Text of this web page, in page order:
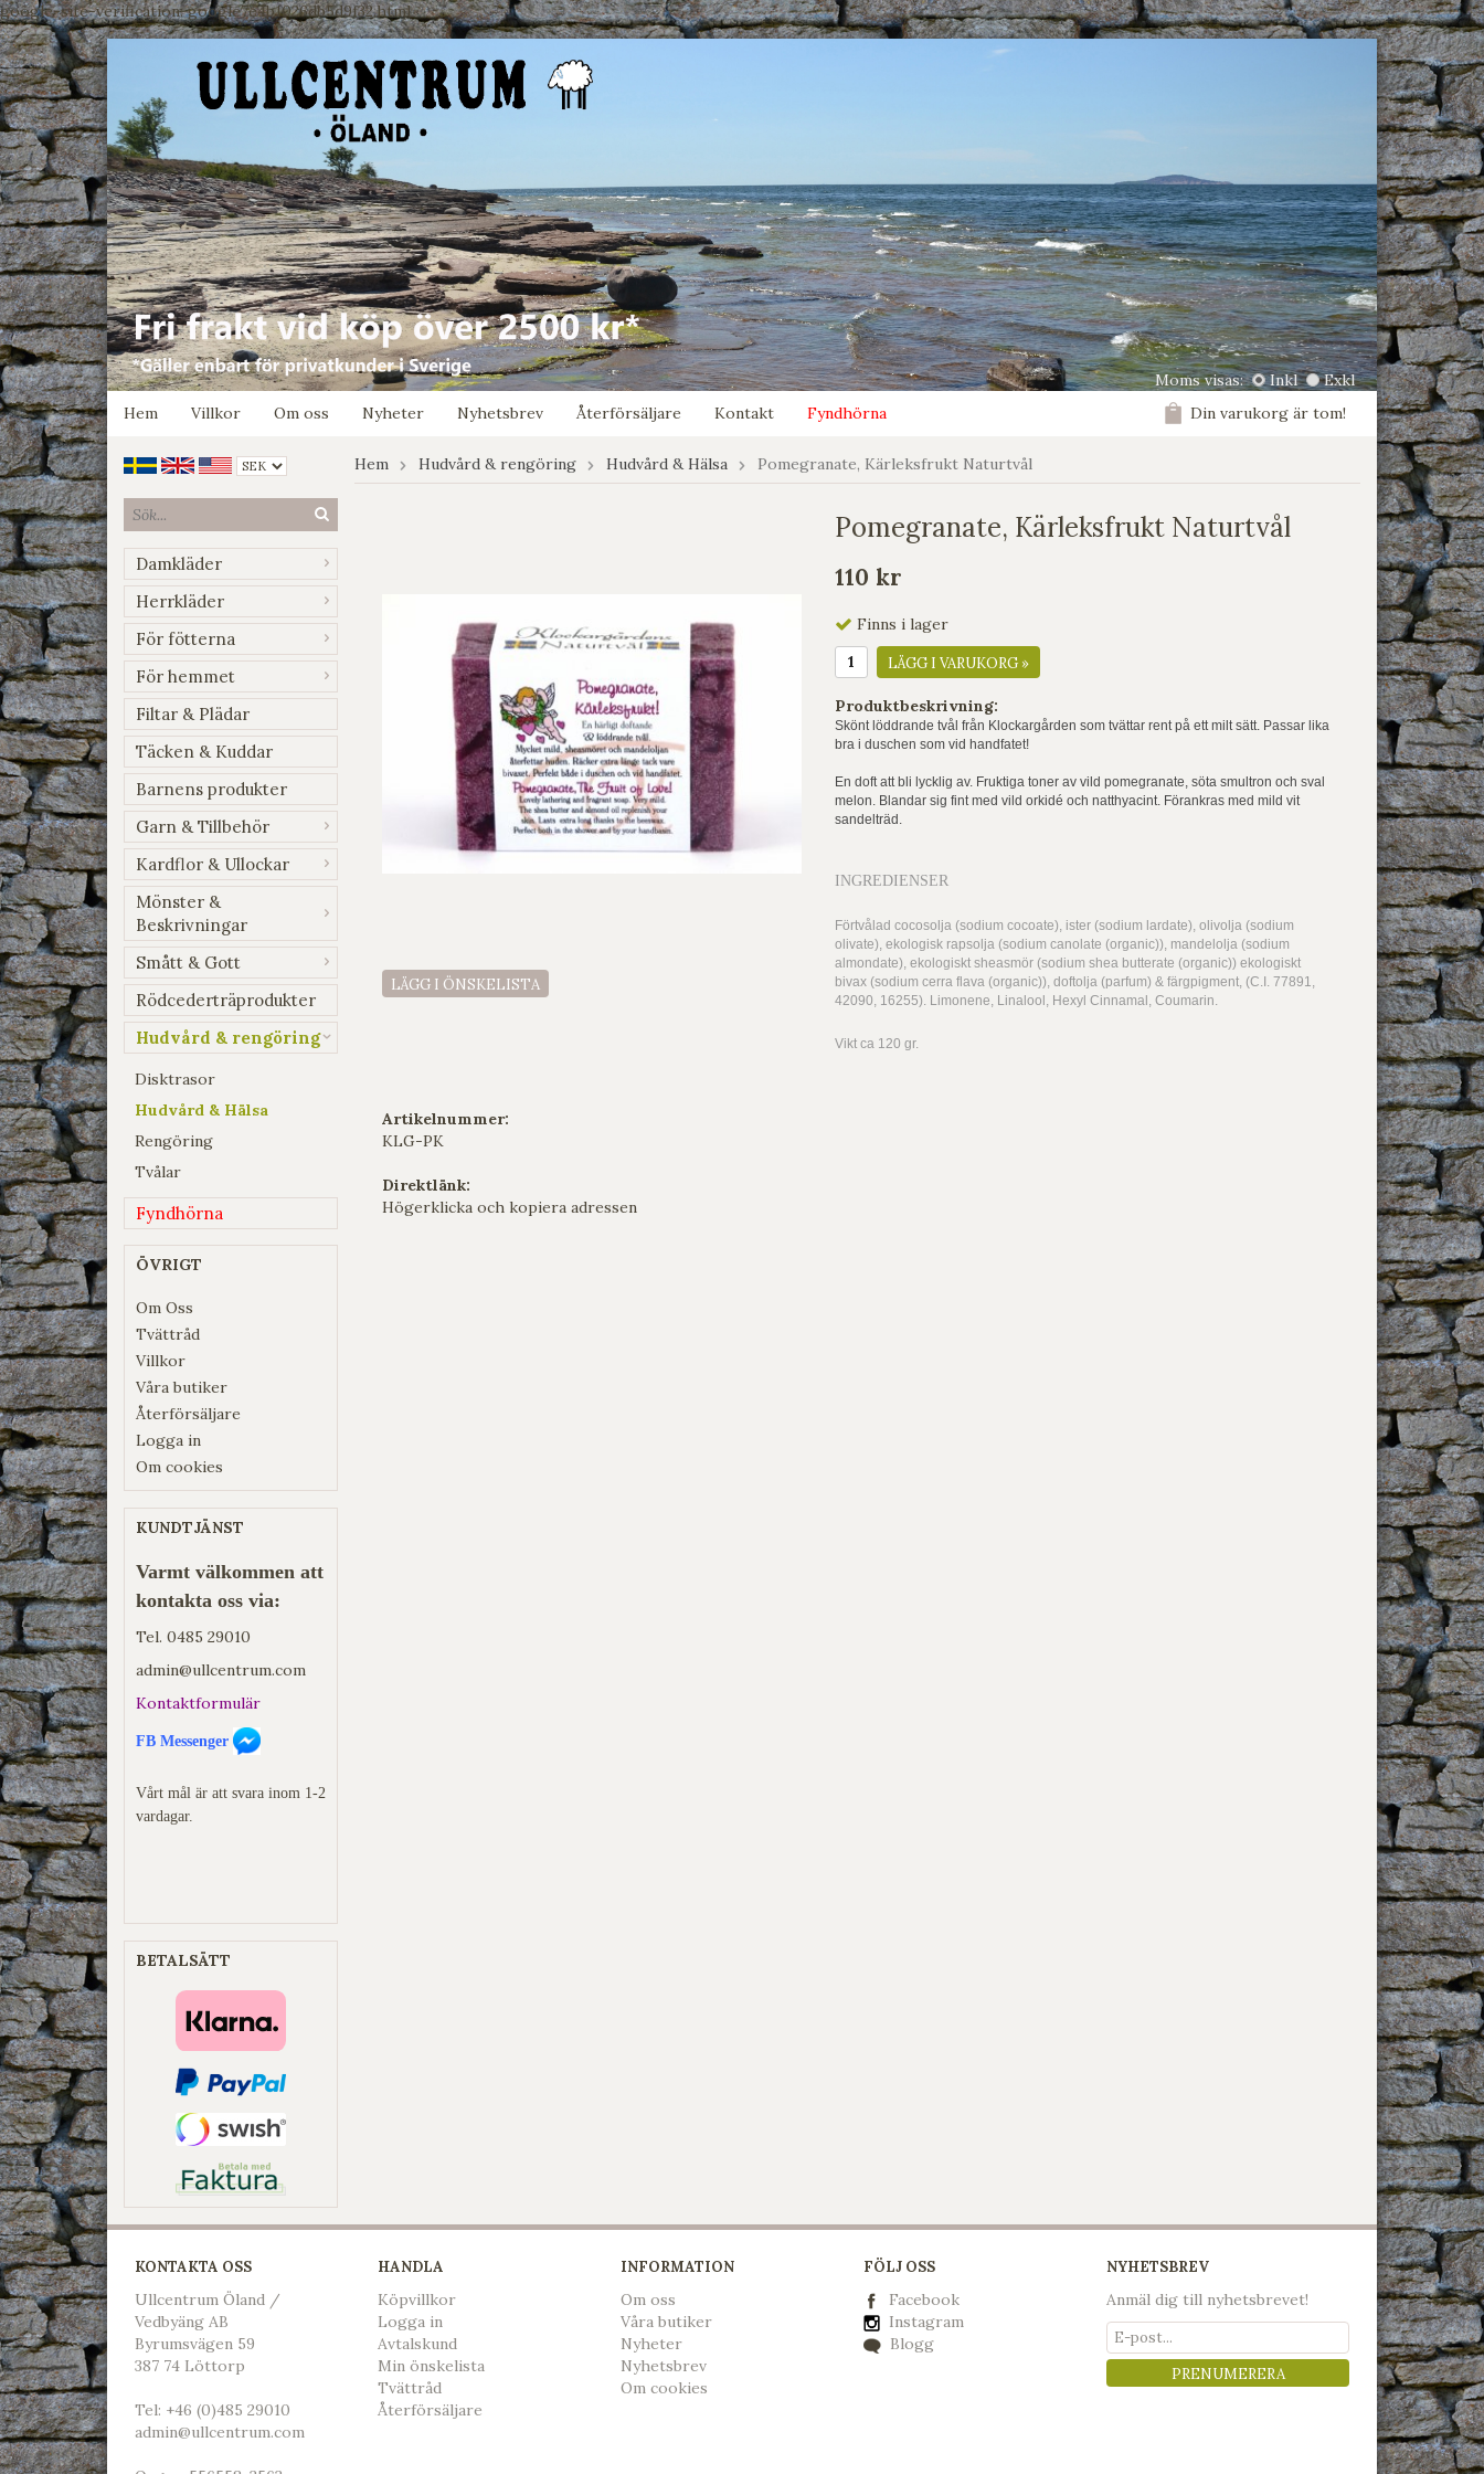
google-site-verification: google7e4b1026db5d9f32.html
Moms visas: Inkl
Exkl
Hem
Villkor Om oss Nyheter Nyhetsbrev Återförsäljare Kontakt Fyndhörna Din varukorg är tom!
Damkläder
Herrkläder
För fötterna
För hemmet
Filtar & Plädar
Täcken & Kuddar
Barnens produkter
Garn & Tillbehör
Kardflor & Ullockar
Mönster &
Beskrivningar
Smått & Gott
Rödcederträprodukter
Hudvård & rengöring
Disktrasor
Hudvård & Hälsa
Rengöring
Tvålar
Fyndhörna
ÖVRIGT
Om Oss
Tvättråd
Villkor
Våra butiker
Återförsäljare
Logga in
Om cookies
KUNDTJÄNST
Varmt välkommen att
kontakta oss via:
Tel. 0485 29010
admin@ullcentrum.com
Kontaktformulär
FB Messenger
Vårt mål är att svara inom 1-2
vardagar.
BETALSÄTT
Hem Hudvård & rengöring Hudvård & Hälsa Pomegranate, Kärleksfrukt Naturtvål
LÄGG I ÖNSKELISTA
Artikelnummer:
KLG-PK
Direktlänk:
Högerklicka och kopiera adressen
Pomegranate, Kärleksfrukt Naturtvål
110 kr
Finns i lager
LÄGG I VARUKORG »
Produktbeskrivning:
Skönt löddrande tvål från Klockargården som tvättar rent på ett milt sätt. Passar lika
bra i duschen som vid handfatet!
En doft att bli lycklig av. Fruktiga toner av vild pomegranate, söta smultron och sval
melon. Blandar sig fint med vild orkidé och natthyacint. Förankras med mild vit
sandelträd.
INGREDIENSER
Förtvålad cocosolja (sodium cocoate), ister (sodium lardate), olivolja (sodium
olivate), ekologisk rapsolja (sodium canolate (organic)), mandelolja (sodium
almondate), ekologiskt sheasmör (sodium shea butterate (organic)) ekologiskt
bivax (sodium cerra flava (organic)), doftolja (parfum) & färgpigment, (C.I. 77891,
42090, 16255). Limonene, Linalool, Hexyl Cinnamal, Coumarin.
Vikt ca 120 gr.
KONTAKTA OSS
Ullcentrum Öland /
Vedbyäng AB
Byrumsvägen 59
387 74 Löttorp
Tel: +46 (0)485 29010
admin@ullcentrum.com
HANDLA
Köpvillkor
Logga in
Avtalskund
Min önskelista
Tvättråd
Återförsäljare
INFORMATION
Om oss
Våra butiker
Nyheter
Nyhetsbrev
Om cookies
FÖLJ OSS
Facebook
Instagram
Blogg
NYHETSBREV
Anmäl dig till nyhetsbrevet!
PRENUMERERA